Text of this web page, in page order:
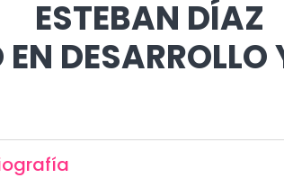
ESTEBAN DÍAZ
EN